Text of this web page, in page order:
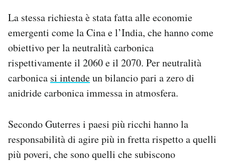
La stessa richiesta è stata fatta alle economie
emergenti come la Cina e l’India, che hanno come
obiettivo per la neutralità carbonica
rispettivamente il 2060 e il 2070. Per neutralità
carbonica si intendeun bilancio pari a zero di
anidride carbonica immessa in atmosfera.
Secondo Guterres i paesi più ricchi hanno la
responsabilità di agire più in fretta rispetto a quelli
più poveri, che sono quelli che subiscono